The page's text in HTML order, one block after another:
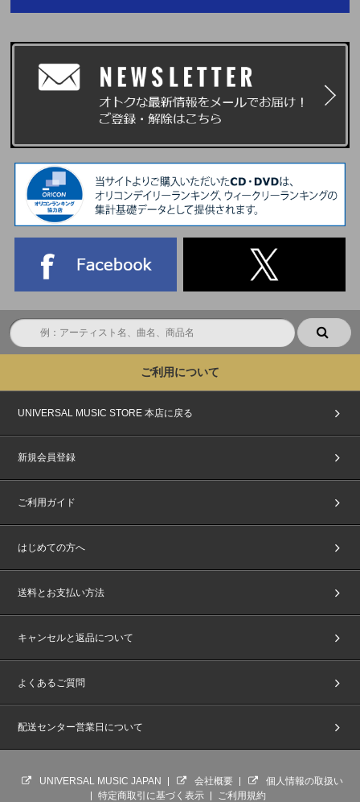
ご利用について
UNIVERSAL MUSIC STORE 本店に戻る
新規会員登録
ご利用ガイド
はじめての方へ
送料とお支払い方法
キャンセルと返品について
よくあるご質問
配送センター営業日について
UNIVERSAL MUSIC JAPAN 会社概要
個人情報の取扱い
特定商取引に基づく表示
ご利用規約